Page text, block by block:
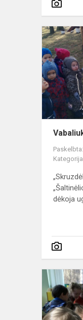
dėkoja